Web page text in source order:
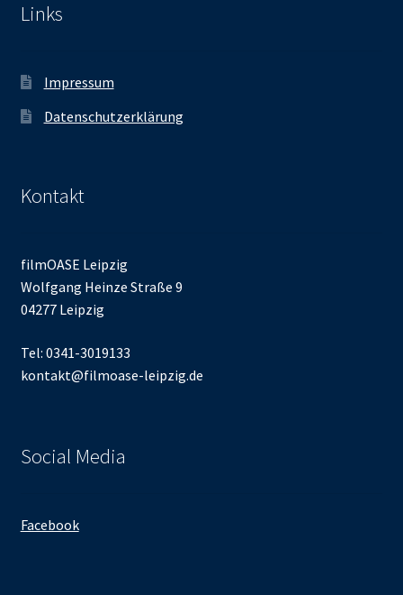
Links
Impressum
Datenschutzerklärung
Kontakt
filmOASE Leipzig
Wolfgang Heinze Straße 9
04277 Leipzig
Tel: 0341-3019133
kontakt@filmoase-leipzig.de
Social Media
Facebook